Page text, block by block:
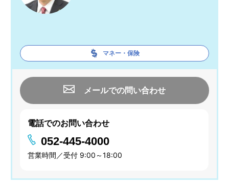
マネー・保険
メールでの問い合わせ
電話でのお問い合わせ
052-445-4000
営業時間／受付 9:00～18:00